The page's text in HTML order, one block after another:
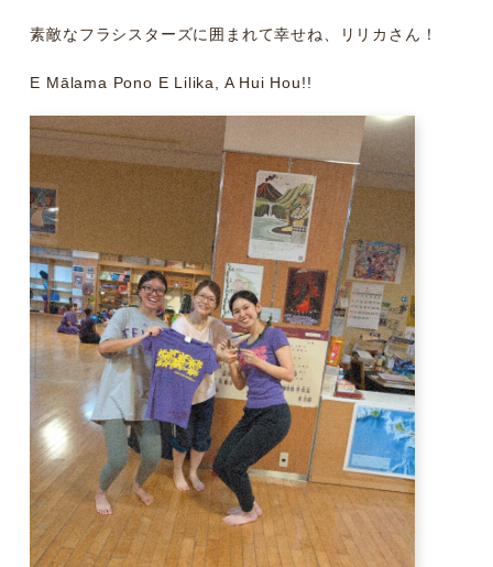
素敵なフラシスターズに囲まれて幸せね、リリカさん！
E Mālama Pono E Lilika, A Hui Hou!!